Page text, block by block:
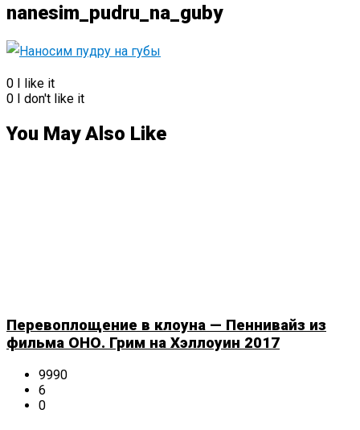
nanesim_pudru_na_guby
0 I like it
0 I don't like it
You May Also Like
Перевоплощение в клоуна — Пеннивайз из
фильма ОНО. Грим на Хэллоуин 2017
9990
6
0